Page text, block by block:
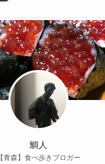
鯛人
【青森】食べ歩きブロガー